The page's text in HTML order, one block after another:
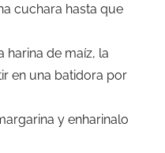
cuchara hasta que
harina de maíz, la
en una batidora por
y enharinalo